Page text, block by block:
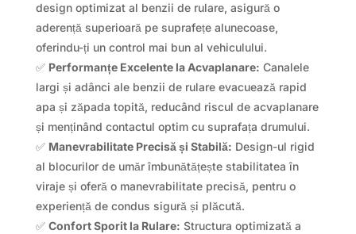
design optimizat al benzii de rulare, asigură o
aderență superioară pe suprafețe alunecoase,
oferindu-ți un control mai bun al vehiculului.
✅ Performanțe Excelente la Acvaplanare: Canalele
largi și adânci ale benzii de rulare evacuează rapid
apa și zăpada topită, reducând riscul de acvaplanare
și menținând contactul optim cu suprafața drumului.
✅ Manevrabilitate Precisă și Stabilă: Design-ul rigid
al blocurilor de umăr îmbunătățește stabilitatea în
viraje și oferă o manevrabilitate precisă, pentru o
experiență de condus sigură și plăcută.
✅ Confort Sporit la Rulare: Structura optimizată a